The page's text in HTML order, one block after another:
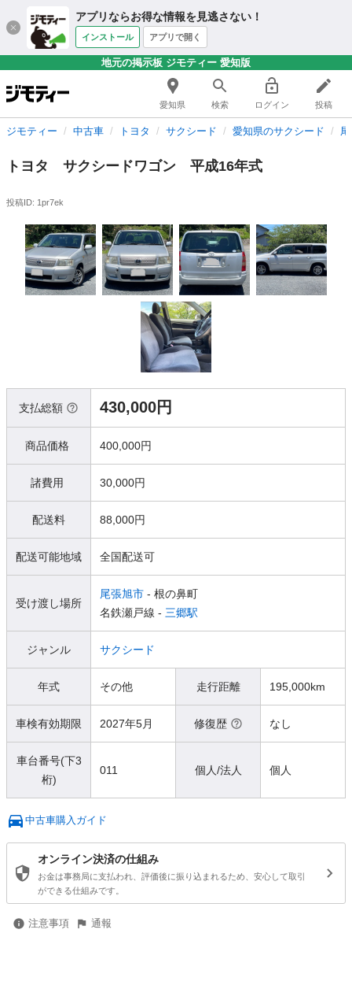
アプリならお得な情報を見逃さない！
インストール アプリで開く
地元の掲示板 ジモティー 愛知版
愛知県 検索 ログイン 投稿
ジモティー 中古車 トヨタ サクシード 愛知県のサクシード
トヨタ サクシードワゴン 平成16年式
投稿ID: 1pr7ek
支払総額 430,000円
商品価格 400,000円
諸費用 30,000円
配送料 88,000円
配送可能地域 全国配送可
受け渡し場所
尾張旭市 - 根の鼻町
名鉄瀬戸線 - 三郷駅
ジャンル サクシード
年式 その他 走行距離 195,000km
車検有効期限 2027年5月 修復歴 なし
車台番号(下3
桁)
011 個人/法人 個人
中古車購入ガイド
オンライン決済の仕組み
お金は事務局に支払われ、評価後に振り込まれるため、安心して取引
ができる仕組みです。
注意事項 通報